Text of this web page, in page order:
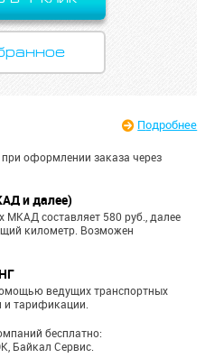
Подробнее
оформлении заказа через
и далее)
МКАД составляет 580 руб., далее
километр. Возможен
ведущих транспортных
и тарификации.
бесплатно:
Байкал Сервис.